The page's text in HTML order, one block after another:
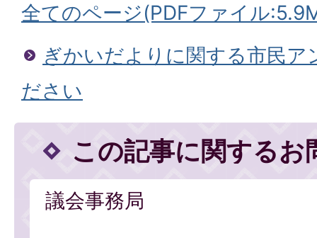
全てのページ(PDFファイル
ぎかいだよりに関する市民ア
ださい
この記事に関するお
議会事務局